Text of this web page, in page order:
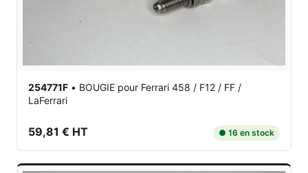
254771F • BOUGIE pour Ferrari 458 / F12 / FF /
LaFerrari
59,81 € HT ● 16 en stock